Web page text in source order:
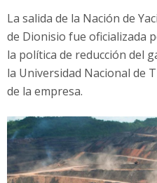
La salida de la Nación de
de Dionisio fue oficializada
la política de reducción del
la Universidad Nacional de
de la empresa.